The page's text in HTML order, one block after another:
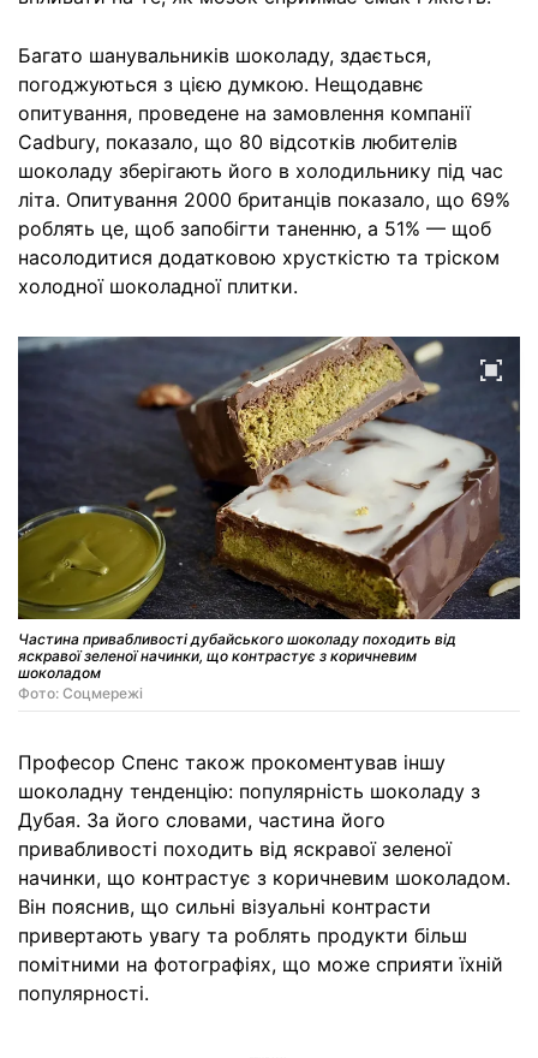
Багато шанувальників шоколаду, здається,
погоджуються з цією думкою. Нещодавнє
опитування, проведене на замовлення компанії
Cadbury, показало, що 80 відсотків любителів
шоколаду зберігають його в холодильнику під час
літа. Опитування 2000 британців показало, що 69%
роблять це, щоб запобігти таненню, а 51% — щоб
насолодитися додатковою хрусткістю та тріском
холодної шоколадної плитки.
Частина привабливості дубайського шоколаду походить від
яскравої зеленої начинки, що контрастує з коричневим
шоколадом
Фото: Соцмережi
Професор Спенс також прокоментував іншу
шоколадну тенденцію: популярність шоколаду з
Дубая. За його словами, частина його
привабливості походить від яскравої зеленої
начинки, що контрастує з коричневим шоколадом.
Він пояснив, що сильні візуальні контрасти
привертають увагу та роблять продукти більш
помітними на фотографіях, що може сприяти їхній
популярності.